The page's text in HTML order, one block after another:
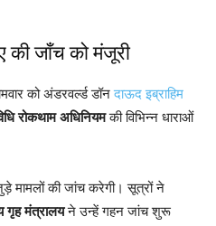
जाँच को मंजूरी
को अंडरवर्ल्ड डॉनदाऊद इब्राहिम
रोकथाम अधिनियमकी विभिन्न धाराओं
मामलों की जांच करेगी। सूत्रों ने
गृह मंत्रालयने उन्हें गहन जांच शुरू